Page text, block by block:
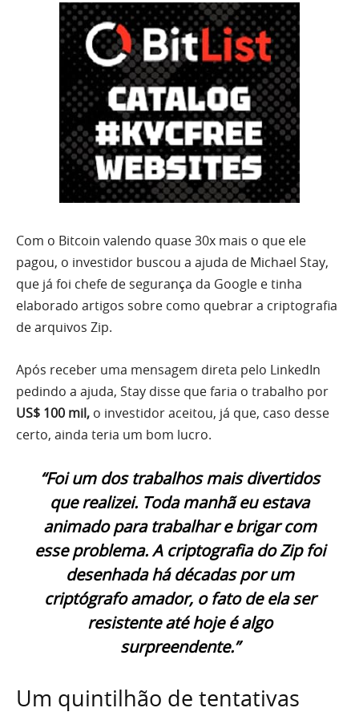
Com o Bitcoin valendo quase 30x mais o que ele
pagou, o investidor buscou a ajuda de Michael Stay,
que já foi chefe de segurança da Google e tinha
elaborado artigos sobre como quebrar a criptografia
de arquivos Zip.
Após receber uma mensagem direta pelo LinkedIn
pedindo a ajuda, Stay disse que faria o trabalho por
US$ 100 mil, o investidor aceitou, já que, caso desse
certo, ainda teria um bom lucro.
“Foi um dos trabalhos mais divertidos
que realizei. Toda manhã eu estava
animado para trabalhar e brigar com
esse problema. A criptografia do Zip foi
desenhada há décadas por um
criptógrafo amador, o fato de ela ser
resistente até hoje é algo
surpreendente.”
Um quintilhão de tentativas